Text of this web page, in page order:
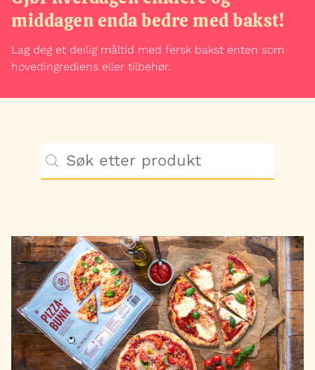
middagen enda bedre med bakst!
Lag deg et deilig måltid med fersk bakst enten som
hovedingrediens eller tilbehør.
KAKER
OPPSKRIFTER OG INSPIRASJON
ERNÆRING
KAKER PÅ NETT